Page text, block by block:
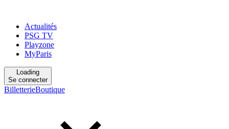
Actualités
PSG TV
Playzone
MyParis
Loading
Se connecter
BilletterieBoutique